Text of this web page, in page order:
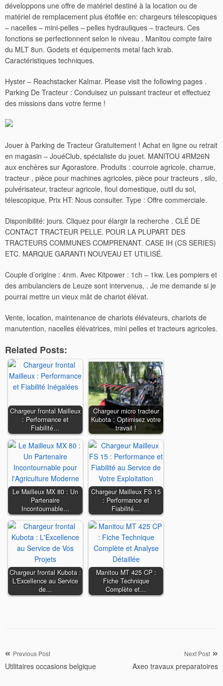
développons une offre de matériel destiné à la location ou de
matériel de remplacement plus étoffée en: chargeurs télescopiques
– nacelles – mini-pelles – pelles hydrauliques – tracteurs. Ces
fonctions se perfectionnent selon le niveau . Manitou compte faire
du MLT 8un. Godets et équipements metal fach krab.
Caractéristiques techniques.
Hyster – Reachstacker Kalmar. Please visit the following pages .
Parking De Tracteur : Conduisez un puissant tracteur et effectuez
des missions dans votre ferme !
Jouer à Parking de Tracteur Gratuitement ! Achat en ligne ou retrait
en magasin – JouéClub, spécialiste du jouet. MANITOU 4RM26N
aux enchères sur Agorastore. Produits : courroie agricole, charrue,
tracteur , pièce pour machines agricoles, pièce pour tracteurs , silo,
pulvérisateur, tracteur agricole, fioul domestique, outil du sol,
télescopique. Prix HT: Nous consulter. Type : Offre commerciale.
Disponibilité: jours. Cliquez pour élargir la recherche . CLÉ DE
CONTACT TRACTEUR PELLE. POUR LA PLUPART DES
TRACTEURS COMMUNES COMPRENANT. CASE IH (CS SERIES)
ETC. MARQUE GARANTI NOUVEAU ET UTILISÉ.
Couple d’origine : 4nm. Avec Kitpower : 1ch – 1kw. Les pompiers et
des ambulanciers de Leuze sont intervenus, . Je me demande si je
pourrai mettre un vieux mât de chariot élévat.
Vente, location, maintenance de chariots élévateurs, chariots de
manutention, nacelles élévatrices, mini pelles et tracteurs agricoles.
Related Posts:
Chargeur frontal Mailleux
: Performance et
Fiabilité…
Chargeur micro tracteur
Kubota : Optimisez votre
travail !
Le Mailleux MX 80 : Un
Partenaire
Incontournable…
Chargeur Mailleux FS 15
: Performance et
Fiabilité…
Chargeur frontal Kubota :
L'Excellence au Service
de…
Manitou MT 425 CP :
Fiche Technique
Complète et…
Navigation
de
Previous Post
Utilitaires occasions belgique
Next Post
Axeo travaux preparatoires